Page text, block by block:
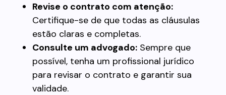
Revise o contrato com atenção:
Certifique-se de que todas as cláusulas
estão claras e completas.
Consulte um advogado: Sempre que
possível, tenha um profissional jurídico
para revisar o contrato e garantir sua
validade.